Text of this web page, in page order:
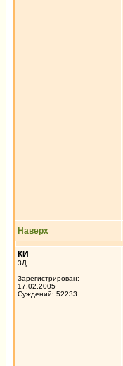
Наверх
КИ
3Д
Зарегистрирован:
17.02.2005
Суждений: 52233